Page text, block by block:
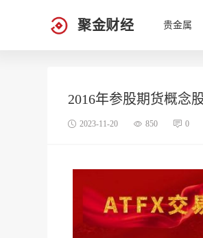
聚金财经 贵金属
2016年参股期货概念
2023-11-20 850 0